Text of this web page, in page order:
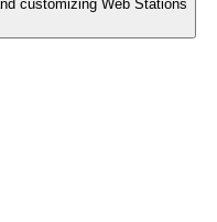
customizing Web Stations